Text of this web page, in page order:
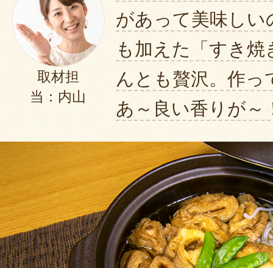
取材担
当：内山
があって美味しい
も加えた「すき
んとも贅沢。作っ
あ～良い香りが～